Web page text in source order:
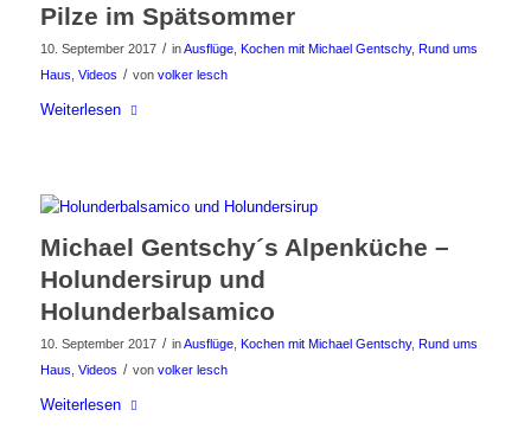
Pilze im Spätsommer
10. September 2017 / inAusflüge, Kochen mit Michael Gentschy, Rund ums
Haus Videos / von volker lesch
Weiterlesen
Michael Gentschy´s Alpenküche –
Holundersirup und
Holunderbalsamico
10. September 2017 / inAusflüge, Kochen mit Michael Gentschy, Rund ums
Haus Videos / von volker lesch
Weiterlesen